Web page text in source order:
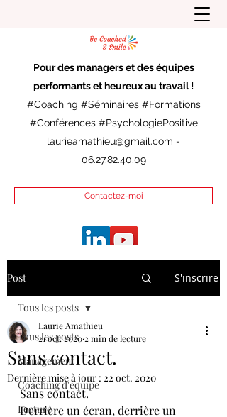
Pour des managers et des équipes
performants et heureux au travail !
#Coaching #Séminaires #Formations
#Conférences #PsychologiePositive
laurieamathieu@gmail.com -
06.27.82.40.09
Contactez-moi
Post S'inscrire
Tous les posts
Management
Coaching d'équipe
Lecture
Tous les posts
Sans contact.
Laurie Amathieu
21 oct. 2020 2 min de lecture
Dernière mise à jour : 22 oct. 2020
Sans contact.
Derrière un écran, derrière un